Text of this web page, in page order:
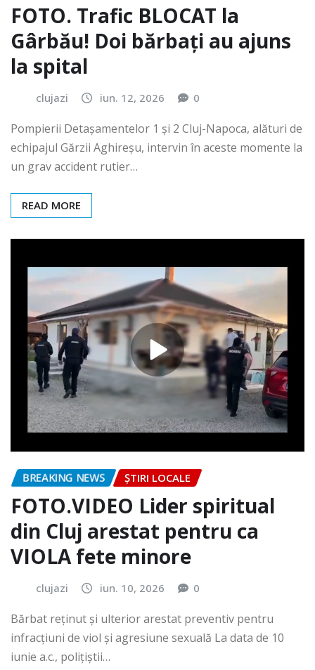
FOTO. Trafic BLOCAT la
Gârbău! Doi bărbați au ajuns
la spital
clujazi iun. 12, 2026 0
Pompierii Detașamentelor 1 și 2 Cluj-Napoca, alături de
echipajul Gărzii Aghireșu, intervin în aceste momente la
un grav accident rutier…
READ MORE
BREAKING NEWS ȘTIRI LOCALE
FOTO.VIDEO Lider spiritual
din Cluj arestat pentru ca
VIOLA fete minore
clujazi iun. 10, 2026 0
Bărbat reținut și ulterior arestat preventiv pentru
infracțiuni de viol și agresiune sexuală La data de 10
iunie a.c., polițiștii…